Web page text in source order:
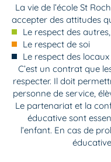
La vie de l’école St
accepter des attitudes
Le respect des
Le respect de soi
Le respect des locaux
C’est un contrat que
respecter. Il doit
personne de service,
Le partenariat et la
éducative sont
l’enfant. En cas de